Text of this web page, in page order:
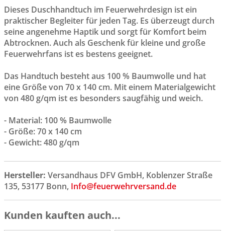
Dieses Duschhandtuch im Feuerwehrdesign ist ein
praktischer Begleiter für jeden Tag. Es überzeugt durch
seine angenehme Haptik und sorgt für Komfort beim
Abtrocknen. Auch als Geschenk für kleine und große
Feuerwehrfans ist es bestens geeignet.
Das Handtuch besteht aus 100 % Baumwolle und hat
eine Größe von 70 x 140 cm. Mit einem Materialgewicht
von 480 g/qm ist es besonders saugfähig und weich.
- Material: 100 % Baumwolle
- Größe: 70 x 140 cm
- Gewicht: 480 g/qm
Hersteller: Versandhaus DFV GmbH, Koblenzer Straße
135, 53177 Bonn, Info@feuerwehrversand.de
Kunden kauften auch...